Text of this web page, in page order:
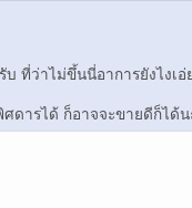
ที่ว่าไม่ขึ้นนี่อาการยังไงเอ่
ารได้ ก็อาจจะขายดีก็ได้น